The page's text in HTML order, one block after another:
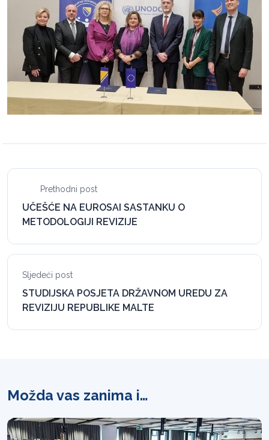
Prethodni post
UČEŠĆE NA EUROSAI SASTANKU O
METODOLOGIJI REVIZIJE
Sljedeći post
STUDIJSKA POSJETA DRŽAVNOM UREDU ZA
REVIZIJU REPUBLIKE MALTE
Možda vas zanima i…